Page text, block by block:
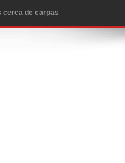
cerca de carpas
y otros